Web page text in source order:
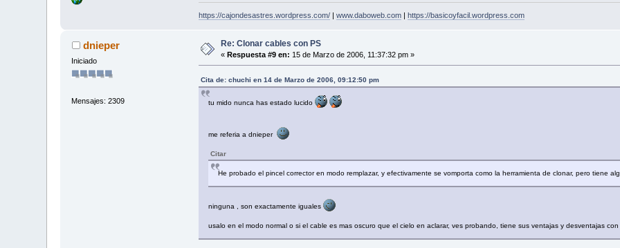
https://cajondesastres.wordpress.com/| www.daboweb.com| https://basicoyfacil.wordpress.com
dnieper
Iniciado
Mensajes: 2309
Re: Clonar cables con PS
«Respuesta #9 en: 15 de Marzo de 2006, 11:37:32 pm »
Cita de: chuchi en 14 de Marzo de 2006, 09:12:50 pm
tu mido nunca has estado lucido
me referia a dnieper
Citar
He probado el pincel corrector en modo remplazar, y efectivamente se vomporta como la herramienta de clonar, pero tiene
ninguna , son exactamente iguales
usalo en el modo normal o si el cable es mas oscuro que el cielo en aclarar, ves probando, tiene sus ventajas y desventajas